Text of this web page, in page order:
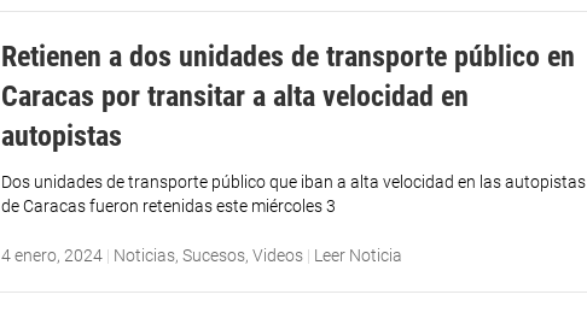
Retienen a dos unidades de transporte público en
Caracas por transitar a alta velocidad en
autopistas
Dos unidades de transporte público que iban a alta velocidad en las autopistas
de Caracas fueron retenidas este miércoles 3
4 enero, 2024 | Noticias,Sucesos,Videos | Leer Noticia